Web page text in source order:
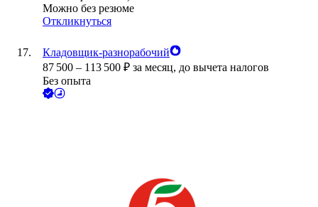
Можно без резюме
Откликнуться
Кладовщик-разнорабочий
87 500 – 113 500 ₽ за месяц, до вычета налогов
Без опыта